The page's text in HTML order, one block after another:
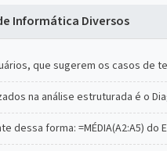
Informática Diversos
que sugerem os casos de
na análise estruturada é o
dessa forma: =MÉDIA(A2:A5) do